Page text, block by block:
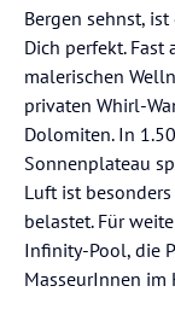
Bergen sehnst, ist
Dich perfekt.
malerischen
privaten Whirl-
Dolomiten. In
Sonnenplateau
Luft ist
belastet. Für
Infinity-Pool, die
MasseurInnen im